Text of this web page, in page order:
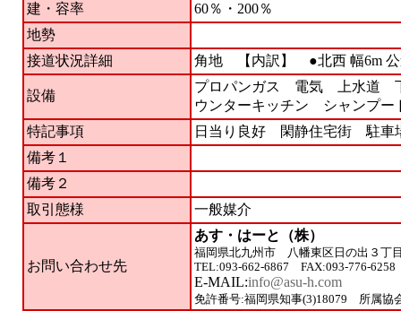
建・容率
60％・200％
地勢
接道状況詳細
角地 【内訳】 ●北西 幅6m
設備
プロパンガス 電気 上水道
ウンターキッチン シャンプ
特記事項
日当り良好 閑静住宅街 駐
備考１
備考２
取引態様
一般媒介
お問い合わせ先
あす・はーと（株）
福岡県北九州市 八幡東区日の出３丁
TEL:093-662-6867 FAX:093-776-6258
E-MAIL:info@asu-h.com
免許番号:福岡県知事(3)18079 所属協